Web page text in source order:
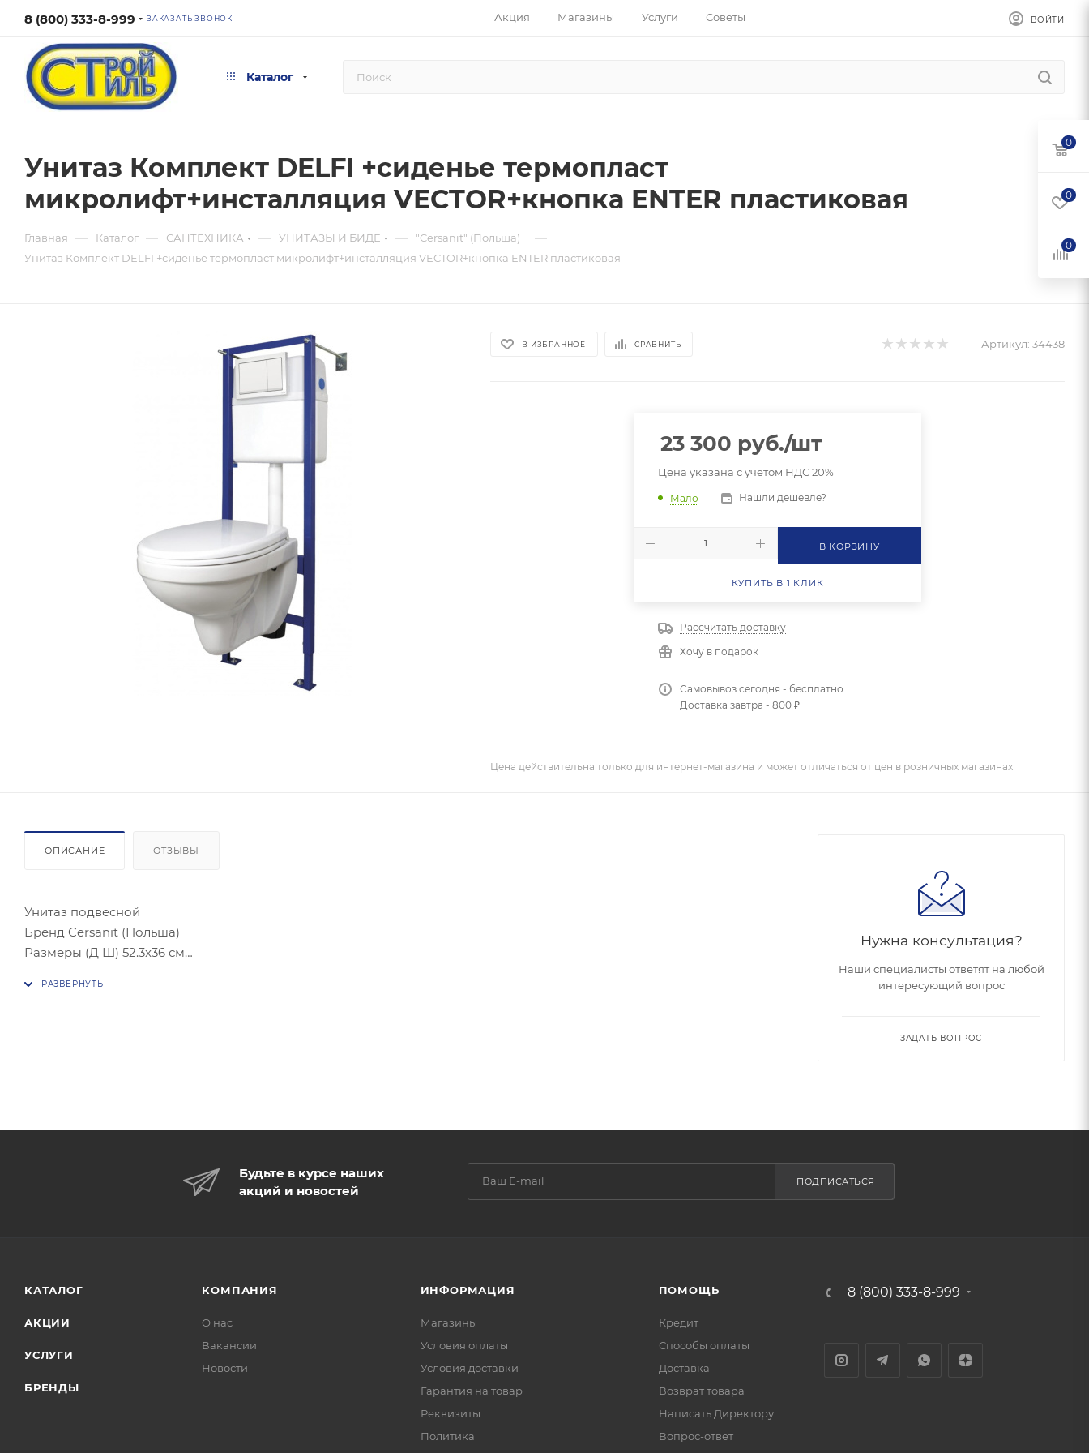
8 (800) 333-8-999 ЗАКАЗАТЬ ЗВОНОК Акция Магазины Услуги Советы ВОЙТИ
Каталог
Унитаз Комплект DELFI +сиденье термопласт
микролифт+инсталляция VECTOR+кнопка ENTER пластиковая
Главная — Каталог — САНТЕХНИКА — УНИТАЗЫ И БИДЕ — "Cersanit" (Польша) —
Унитаз Комплект DELFI +сиденье термопласт микролифт+инсталляция VECTOR+кнопка ENTER пластиковая
В ИЗБРАННОЕ СРАВНИТЬ Артикул: 34438
23 300 руб./шт
Цена указана с учетом НДС 20%
Мало Нашли дешевле?
В КОРЗИНУ
КУПИТЬ В 1 КЛИК
Рассчитать доставку
Хочу в подарок
Самовывоз сегодня - бесплатно
Доставка завтра - 800 ₽
Цена действительна только для интернет-магазина и может отличаться от цен в розничных магазинах
ОПИСАНИЕ ОТЗЫВЫ
Унитаз подвесной
Бренд Cersanit (Польша)
Размеры (Д Ш) 52.3x36 см
Система антивсплеск
Нужна консультация?
Наши специалисты ответят на любой
интересующий вопрос
ЗАДАТЬ ВОПРОС
Будьте в курсе наших
акций и новостей
ПОДПИСАТЬСЯ
КАТАЛОГ
АКЦИИ
УСЛУГИ
БРЕНДЫ
КОМПАНИЯ
О нас
Вакансии
Новости
ИНФОРМАЦИЯ
Магазины
Условия оплаты
Условия доставки
Гарантия на товар
Реквизиты
Политика
ПОМОЩЬ
Кредит
Способы оплаты
Доставка
Возврат товара
Написать Директору
Вопрос-ответ
8 (800) 333-8-999
0
0
0